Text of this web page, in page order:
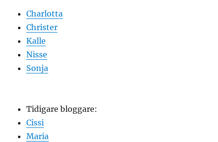
Charlotta
Christer
Kalle
Nisse
Sonja
Tidigare bloggare:
Cissi
Maria